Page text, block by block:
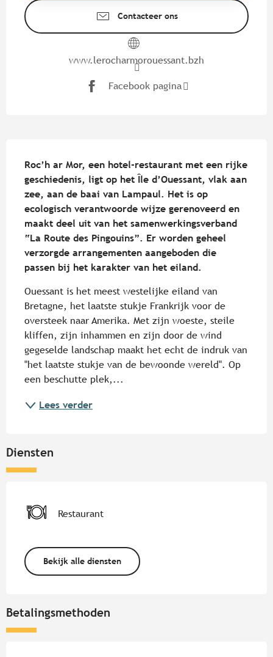
Contacteer ons
www.lerocharmorouessant.bzh
Facebook pagina
Roc’h ar Mor, een hotel-restaurant met een rijke
geschiedenis, ligt op het Île d’Ouessant, vlak aan
zee, aan de baai van Lampaul. Het is op
ecologisch verantwoorde wijze gerenoveerd en
maakt deel uit van het samenwerkingsverband
“La Route des Pingouins”. Er worden geheel
verzorgde arrangementen aangeboden die
passen bij het karakter van het eiland.
Ouessant is het meest westelijke eiland van
Bretagne, het laatste stukje Frankrijk voor de
oversteek naar Amerika. Met zijn woeste, steile
kliffen, zijn inhammen en zijn door de wind
gegeselde landschap maakt het echt de indruk van
"het laatste stukje van de bewoonde wereld". Op
een beschutte plek,...
Lees verder
Diensten
Restaurant
Bekijk alle diensten
Betalingsmethoden